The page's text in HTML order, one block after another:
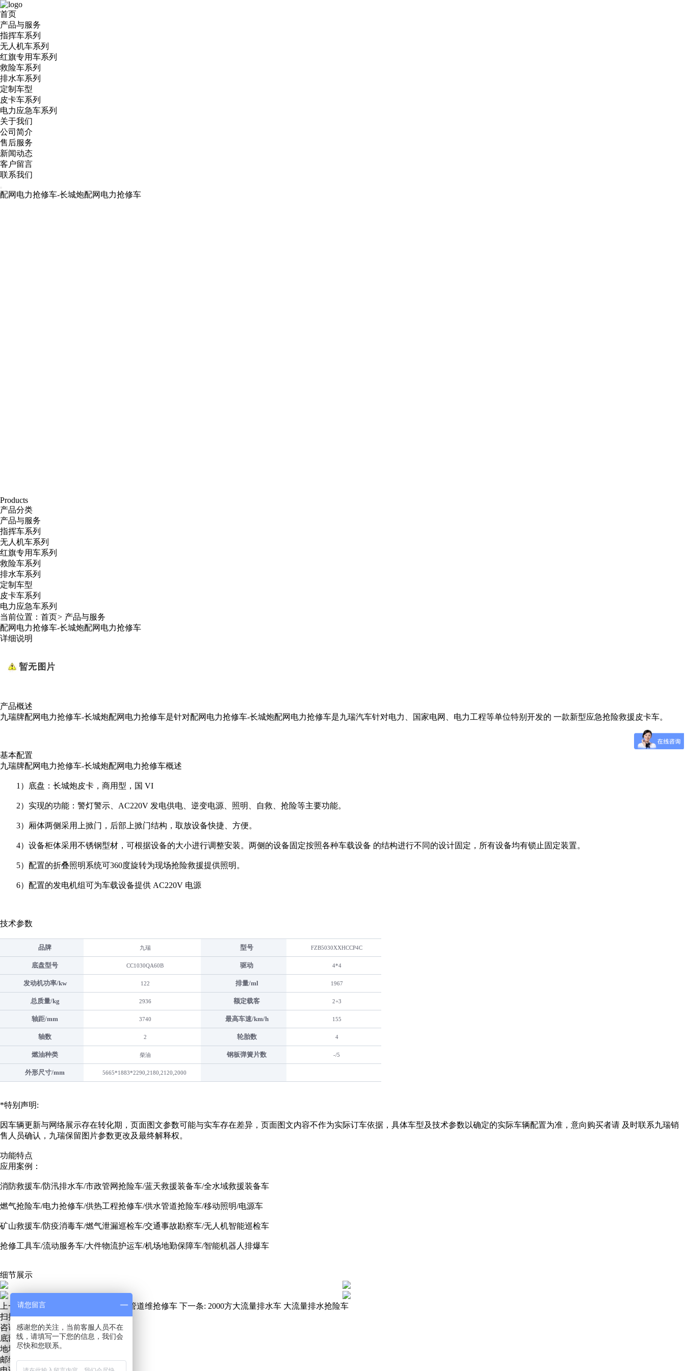
首页
产品与服务
指挥车系列
无人机车系列
红旗专用车系列
救险车系列
排水车系列
定制车型
皮卡车系列
电力应急车系列
关于我们
公司简介
售后服务
新闻动态
客户留言
联系我们
配网电力抢修车-长城炮配网电力抢修车
Products
产品分类
产品与服务
指挥车系列
无人机车系列
红旗专用车系列
救险车系列
排水车系列
定制车型
皮卡车系列
电力应急车系列
当前位置： 首页> 产品与服务
配网电力抢修车-长城炮配网电力抢修车
详细说明
产品概述
九瑞牌配网电力抢修车-长城炮配网电力抢修车是针对配网电力抢修车-长城炮配网电力抢修车是九瑞汽车针对电力、国家电网、电力工程等单位特别开发的 一款新型应急抢险救援皮卡车。
基本配置
九瑞牌配网电力抢修车-长城炮配网电力抢修车概述
1）底盘：长城炮皮卡，商用型，国 VI
2）实现的功能：警灯警示、AC220V 发电供电、逆变电源、照明、自救、抢险等主要功能。
3）厢体两侧采用上掀门，后部上掀门结构，取放设备快捷、方便。
4）设备柜体采用不锈钢型材，可根据设备的大小进行调整安装。两侧的设备固定按照各种车载设备 的结构进行不同的设计固定，所有设备均有锁止固定装置。
5）配置的折叠照明系统可360度旋转为现场抢险救援提供照明。
6）配置的发电机组可为车载设备提供 AC220V 电源
技术参数
品牌 九瑞 型号 FZB5030XXHCCP4C
底盘型号 CC1030QA60B 驱动 4*4
发动机功率/kw 122 排量/ml 1967
总质量/kg 2936 额定载客 2+3
轴距/mm 3740 最高车速/km/h 155
轴数 2 轮胎数 4
燃油种类 柴油 钢板弹簧片数 -/5
外形尺寸/mm 5665*1883*2290,2180,2120,2000
*特别声明:
因车辆更新与网络展示存在转化期，页面图文参数可能与实车存在差异，页面图文内容不作为实际订车依据，具体车型及技术参数以确定的实际车辆配置为准，意向购买者请 及时联系九瑞销
售人员确认，九瑞保留图片参数更改及最终解释权。
功能特点
应用案例：
消防救援车/防汛排水车/市政管网抢险车/蓝天救援装备车/全水域救援装备车
燃气抢险车/电力抢修车/供热工程抢修车/供水管道抢险车/移动照明/电源车
矿山救援车/防疫消毒车/燃气泄漏巡检车/交通事故勘察车/无人机智能巡检车
抢修工具车/流动服务车/大件物流护运车/机场地勤保障车/智能机器人排爆车
细节展示
上一条:热力抢险抢修车 多功能热力管道维抢修车 下一条: 2000方大流量排水车 大流量排水抢险车
扫描关注微信服务号
咨询热线：13271219889
底部地址地图
地址：青岛市城阳区招商LAVIE公社
邮编：266000
请您留言
感谢您的关注，当前客服人员不在
线，请填写一下您的信息，我们会
尽快和您联系。